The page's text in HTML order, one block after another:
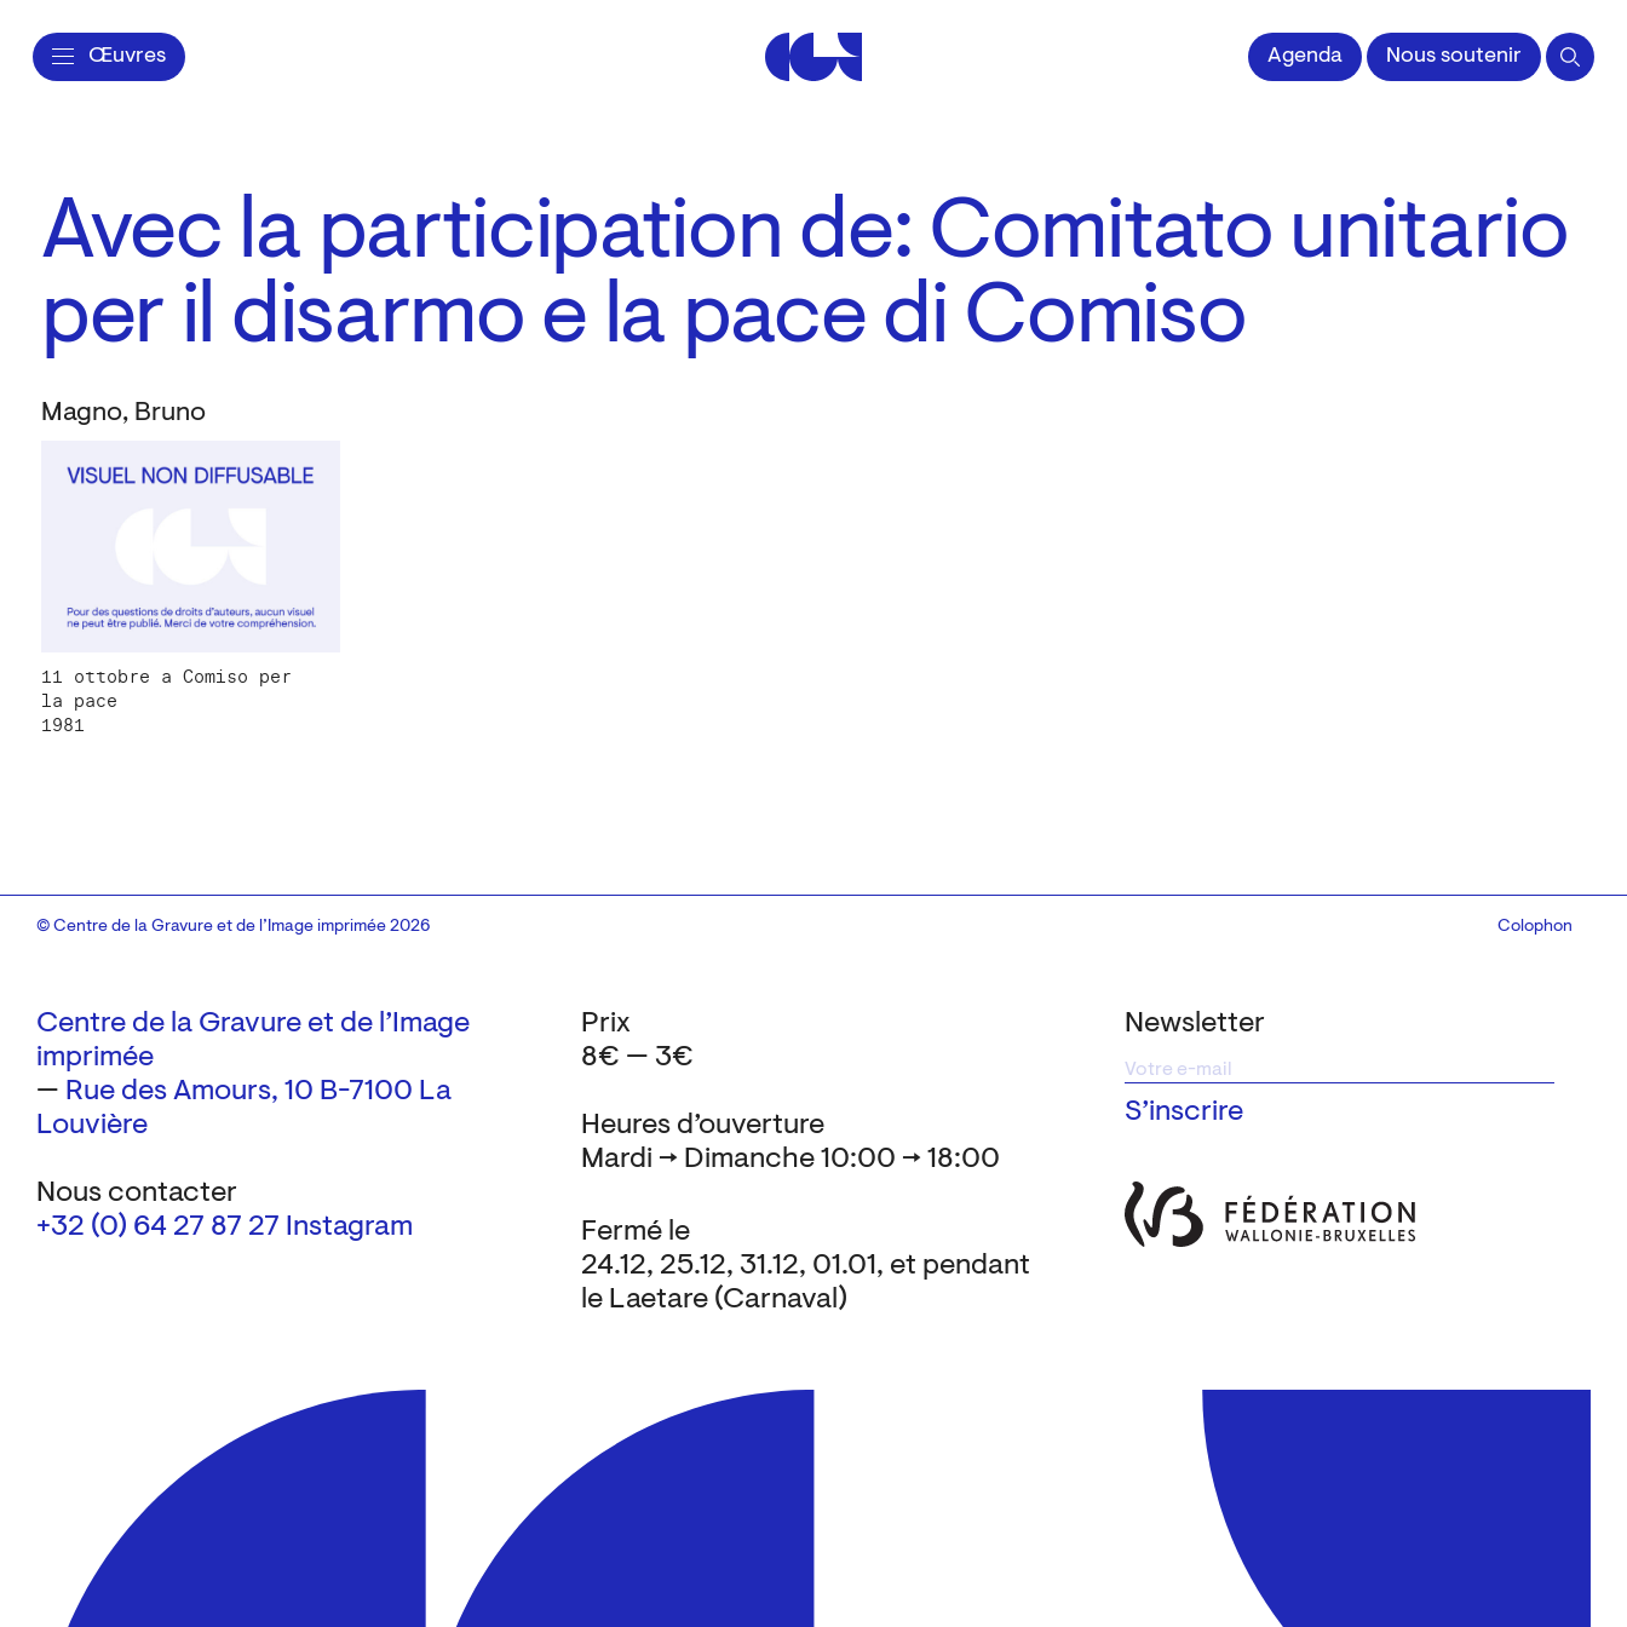
Œuvres Centre de la Gravure et de l'Image impriméeAgenda Nous soutenir
Avec la participation de: Comitato unitario
per il disarmo e la pace di Comiso
Magno, Bruno
11 ottobre a Comiso per
la pace
1981
Centre de la Gravure et de l’Image
imprimée
— Rue des Amours, 10 B-7100 La
Louvière
Nous contacter
+32 (0) 64 27 87 27 Instagram
Newsletter
Heures d’ouverture
Mardi → Dimanche 10:00 → 18:00
Fermé le
24.12, 25.12, 31.12, 01.01, et pendant
le Laetare (Carnaval)
Prix
8€ — 3€
© Centre de la Gravure et de l’Image imprimée 2026 Colophon
Design:Marcel